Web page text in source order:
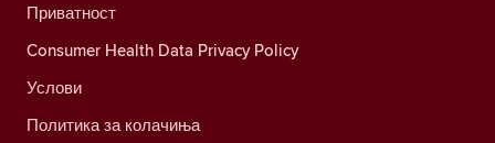
Приватност
Consumer Health Data Privacy Policy
Услови
Политика за колачиња